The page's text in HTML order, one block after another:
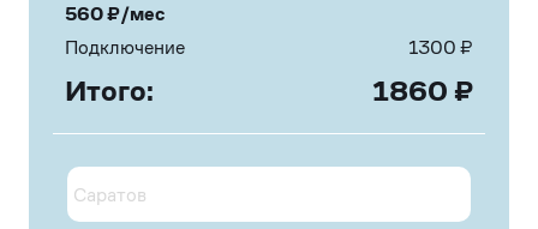
560₽/мес
Подключение
1300₽
Итого: 1860 ₽